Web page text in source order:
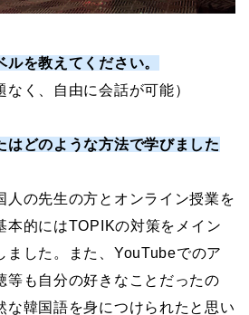
を教えてください。
く、自由に会話が可能）
はどのような方法で学びました
人の先生の方とオンライン授業を
本的にはTOPIKの対策をメイン
ました。また、YouTubeでのア
等も自分の好きなことだったの
な韓国語を身につけられたと思い